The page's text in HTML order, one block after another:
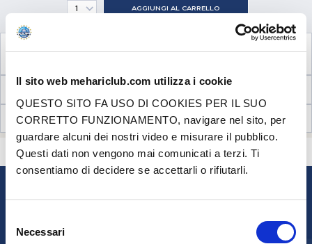
Il sito web mehariclub.com utilizza i cookie
QUESTO SITO FA USO DI COOKIES PER IL SUO
CORRETTO FUNZIONAMENTO, navigare nel sito, per
guardare alcuni dei nostri video e misurare il pubblico.
Questi dati non vengono mai comunicati a terzi. Ti
consentiamo di decidere se accettarli o rifiutarli.
delNecessari
AGGIUNGI AL CARRELLO
RECENSIONI CLIENTI (6)
HAI DELLE DOMANDE? BISOGNO DI AIUTO? CONTATTACI
NEWSLETTER